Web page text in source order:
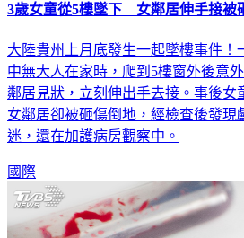
3歲女童從5樓墜下 女鄰居伸手接被
大陸貴州上月底發生一起墜樓事件！
中無大人在家時，爬到5樓窗外後意
鄰居見狀，立刻伸出手去接。事後女
女鄰居卻被砸傷倒地，經檢查後發現
迷，還在加護病房觀察中。
國際